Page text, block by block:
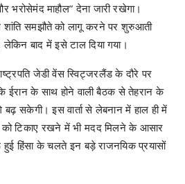
भरोसेमंद माहौल” देना जारी रखेगा।
शांति समझौते को लागू करने पर शुरुआती
लेकिन बाद में इसे टाल दिया गया।
जेडी वेंस स्विट्जरलैंड के दौरे पर
ईरान के साथ होने वाली बैठक से तेहरान के
बढ़ सकेगी। इस वार्ता से लेबनान में हाल ही में
को टिकाए रखने में भी मदद मिलने के आसार
हुई हिंसा के चलते इन बड़े राजनयिक प्रयासों